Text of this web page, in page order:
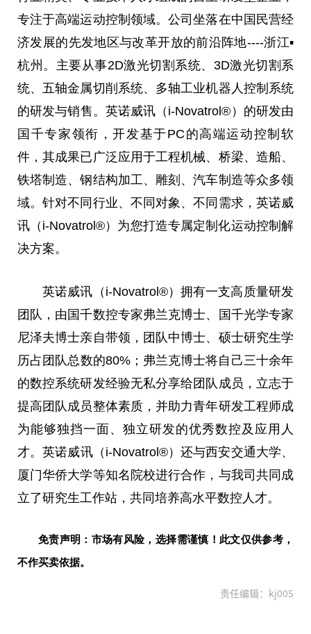
专注于高端运动控制领域。公司坐落在中国 民营经
济发展的先发地区与改革开放的前沿阵地----浙江▪
杭州。主要从事2D激光切割系统、3D激光切割系
统、五轴金属切削系统、多轴工业机器人控制系统
的研发与销售。英诺威讯（i-Novatrol®）的研发由
国千专家领衔，开发基于PC的高端运动控制软
件，其成果已广泛应用于工程机械、桥梁、造船、
铁塔制造、钢结构加工、雕刻、汽车制造等众多领
域。针对不同行业、不同对象、不同需求，英诺威
讯（i-Novatrol®）为您打造专属定制化运动控制解
决方案。
英诺威讯（i-Novatrol®）拥有一支高质量研发
团队，由国千数控专家弗兰克博士、国千光学专家
尼泽夫博士亲自带领，团队中博士、硕士研究生学
历占团队 总数的80%；弗兰克博士将自己三十余年
的数控系统研发经验无私分享给团队成员，立志于
提高团队成员整体素质，并助力青年研发工程师成
为能够独挡一面、 独立研发的优秀数控及应用人
才。英诺威讯（i-Novatrol®）还与西安交通大学、
厦门华侨大学等知名院校进行合作，与我司共同成
立了研究生工作站，共同培养高水平数控人才。
免责声明：市场有风险，选择需谨慎！此文仅供参考，
不作买卖依据。
责任编辑：kj005